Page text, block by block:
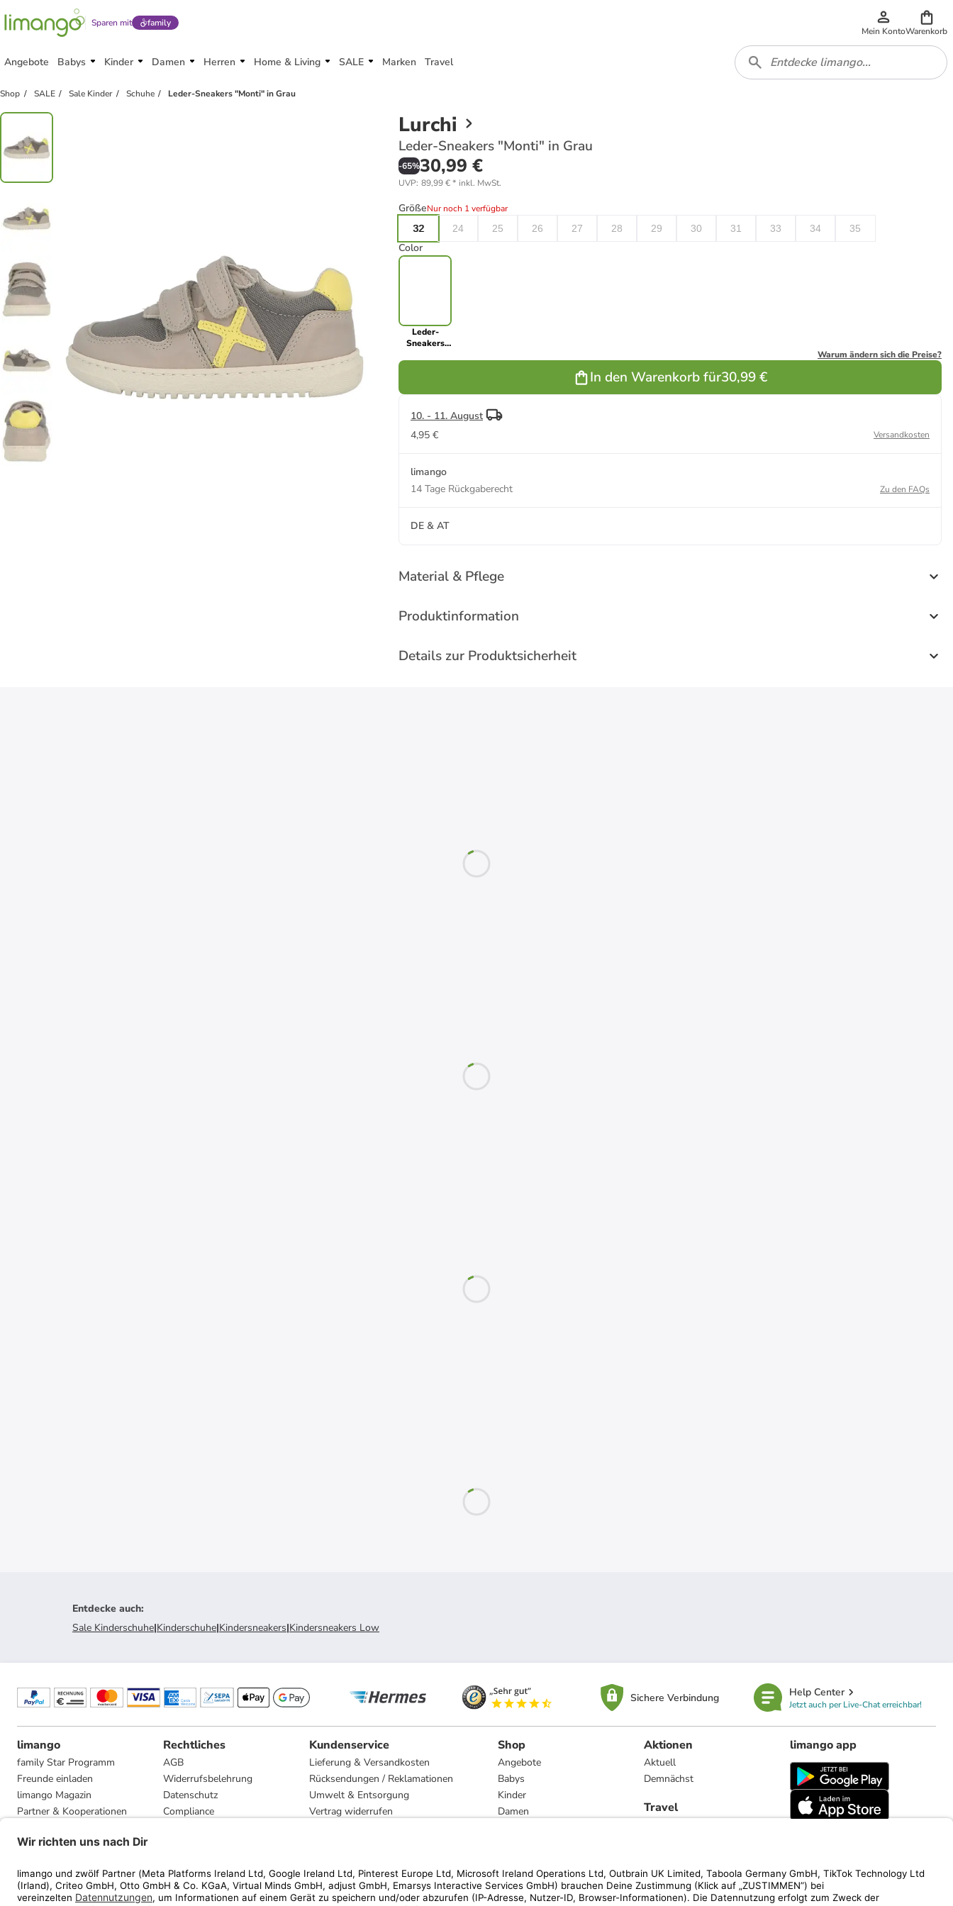
Sparen mit family
Mein KontoWarenkorb
Angebote Babys Kinder Damen Herren Home & Living SALE Marken Travel
Shop SALE Sale Kinder Schuhe Leder-Sneakers "Monti" in Grau
Lurchi
Leder-Sneakers "Monti" in Grau
-65%30,99 €
UVP: 89,99 €* inkl. MwSt.
GrößeNur noch 1 verfügbar
32
24 25 26 27 28 29 30 31 33 34 35
Color
Leder-
Sneakers
Warum ändern sich die Preise?
In den Warenkorb für30,99 €
10. - 11. August
4,95 €
Versandkosten
limango
14 Tage Rückgaberecht
Zu den FAQs
DE & AT
Material & Pflege
Produktinformation
Details zur Produktsicherheit
Entdecke auch:
Sale Kinderschuhe|Kinderschuhe|Kindersneakers|Kindersneakers Low
Sichere Verbindung Help Center
Jetzt auch per Live-Chat erreichbar!
limango
family Star Programm
Freunde einladen
limango Magazin
Partner & Kooperationen
Presse
Rechtliches
AGB
Widerrufsbelehrung
Datenschutz
Compliance
Kundenservice
Lieferung & Versandkosten
Rücksendungen / Reklamationen
Umwelt & Entsorgung
Vertrag widerrufen
Shop
Angebote
Babys
Kinder
Damen
Marken
Aktionen
Aktuell
Demnächst
Travel
limango app